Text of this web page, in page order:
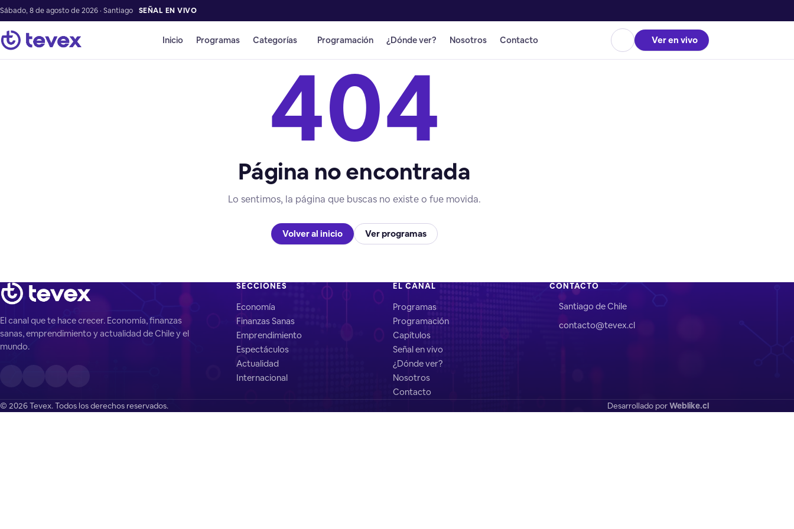
Sábado, 8 de agosto de 2026 · Santiago SEÑAL EN VIVO
Inicio Programas Categorías Programación ¿Dónde ver? Nosotros Contacto Ver en vivo
404
Página no encontrada
Lo sentimos, la página que buscas no existe o fue movida.
Volver al inicio Ver programas
El canal que te hace crecer. Economía, finanzas
sanas, emprendimiento y actualidad de Chile y el
mundo.
SECCIONES
Economía
Finanzas Sanas
Emprendimiento
Espectáculos
Actualidad
Internacional
EL CANAL
Programas
Programación
Capítulos
Señal en vivo
¿Dónde ver?
Nosotros
Contacto
CONTACTO
Santiago de Chile
contacto@tevex.cl
© 2026 Tevex. Todos los derechos reservados. Desarrollado porWeblike.cl